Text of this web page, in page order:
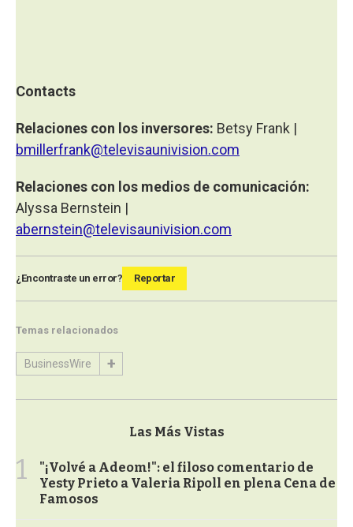
Contacts
Relaciones con los inversores: Betsy Frank |
bmillerfrank@televisaunivision.com
Relaciones con los medios de comunicación:
Alyssa Bernstein |
abernstein@televisaunivision.com
¿Encontraste un error? Reportar
Temas relacionados
BusinessWire
Las Más Vistas
1
"¡Volvé a Adeom!": el filoso comentario de
Yesty Prieto a Valeria Ripoll en plena Cena de
Famosos